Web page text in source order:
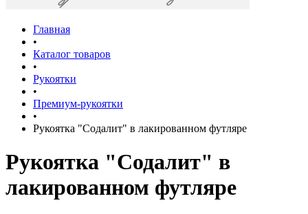
Главная
•
Каталог товаров
•
Рукоятки
•
Премиум-рукоятки
•
Рукоятка "Содалит" в лакированном футляре
Рукоятка "Содалит" в
лакированном футляре